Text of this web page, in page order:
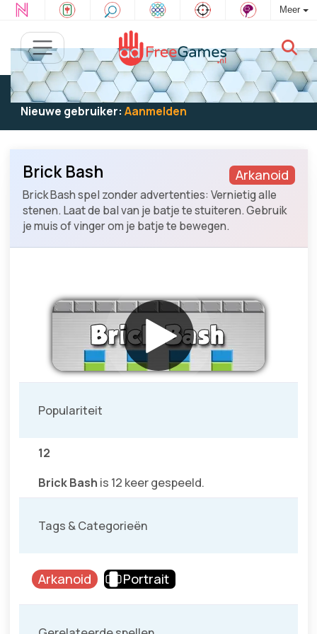
Meer
Bestaande gebruiker: Log in
om te spelen
Nieuwe gebruiker: Aanmelden
Arkanoid
Brick Bash
Brick Bash spel zonder advertenties: Vernietig alle
stenen. Laat de bal van je batje te stuiteren. Gebruik
je muis of vinger om je batje te bewegen.
Populariteit
12
Brick Bash is 12 keer gespeeld.
Tags & Categorieën
Arkanoid Portrait